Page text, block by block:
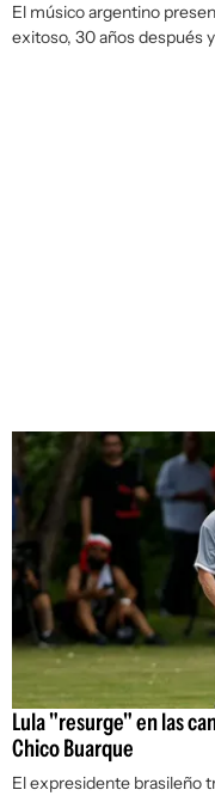
El músico argentino
exitoso, 30 años después
Lula "resurge" en las
Chico Buarque
El expresidente brasileño